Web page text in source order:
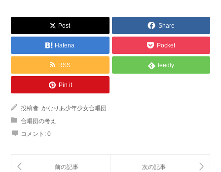
Post Share
Hatena Pocket
RSS feedly
Pin it
投稿者: かなりあ少年少女合唱団
合唱団の考え
コメント: 0